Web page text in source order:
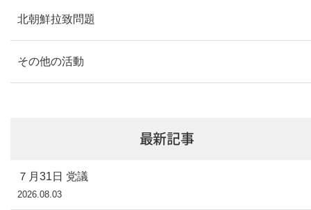
北朝鮮拉致問題
その他の活動
最新記事
７月31日 党議
2026.08.03